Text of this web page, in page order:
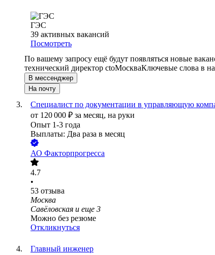
ГЭС
39 активных вакансий
Посмотреть
По вашему запросу ещё будут появляться новые
технический директор ctoМоскваКлючевые слова в
В мессенджер
На почту
Специалист по документации в управляющую
от 120 000 ₽ за месяц, на руки
Опыт 1-3 года
Выплаты: Два раза в месяц
АО Факторпрогресса
4.7
•
53 отзыва
Москва
Савёловская и еще 3
Можно без резюме
Откликнуться
Главный инженер